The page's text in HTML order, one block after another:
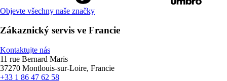
Objevte všechny naše značky
Zákaznický servis ve Francie
Kontaktujte nás
11 rue Bernard Maris
37270 Montlouis-sur-Loire, Francie
+33 1 86 47 62 58